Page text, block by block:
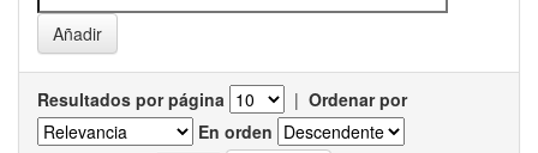
Resultados por página | Ordenar por
En orden